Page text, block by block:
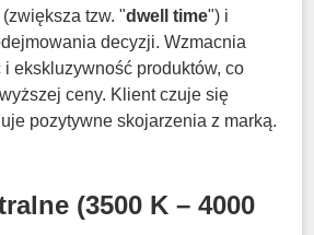
tzw. "dwell time") i
decyzji. Wzmacnia
ekskluzywność produktów, co
ceny. Klient czuje się
pozytywne skojarzenia z marką.
(3500 K – 4000